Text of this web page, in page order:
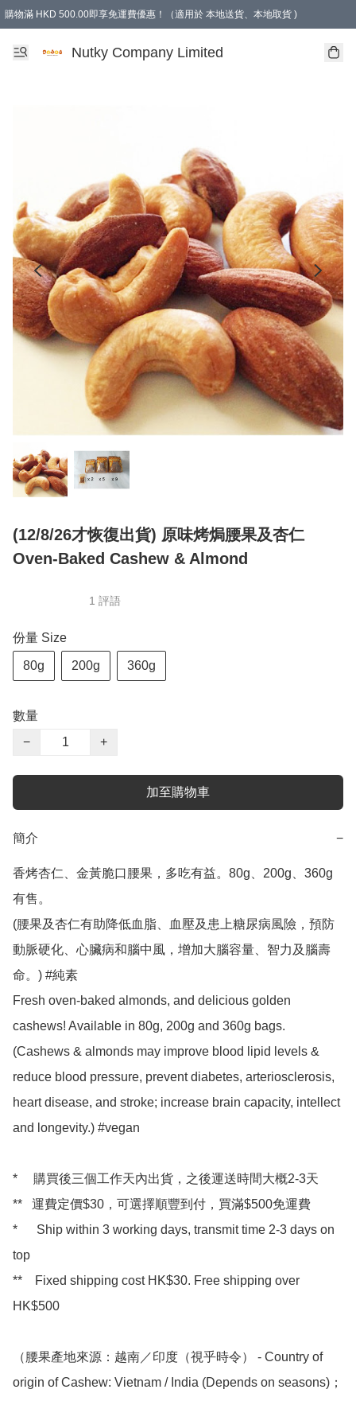
購物滿 HKD 500.00即享免運費優惠！（適用於 本地送貨、本地取貨 )
Nutky Company Limited
(12/8/26才恢復出貨) 原味烤焗腰果及杏仁
Oven-Baked Cashew & Almond
1 評語
份量 Size
80g 200g 360g
數量
−
+
加至購物車
簡介 −
香烤杏仁、金黃脆口腰果，多吃有益。80g、200g、360g
有售。
(腰果及杏仁有助降低血脂、血壓及患上糖尿病風險，預防
動脈硬化、心臟病和腦中風，增加大腦容量、智力及腦壽
命。) #純素
Fresh oven-baked almonds, and delicious golden
cashews! Available in 80g, 200g and 360g bags.
(Cashews & almonds may improve blood lipid levels &
reduce blood pressure, prevent diabetes, arteriosclerosis,
heart disease, and stroke; increase brain capacity, intellect
and longevity.) #vegan
*     購買後三個工作天內出貨，之後運送時間大概2-3天
**   運費定價$30，可選擇順豐到付，買滿$500免運費
*      Ship within 3 working days, transmit time 2-3 days on
top
**    Fixed shipping cost HK$30. Free shipping over
HK$500
（腰果產地來源：越南／印度（視乎時令） - Country of
origin of Cashew: Vietnam / India (Depends on seasons)；